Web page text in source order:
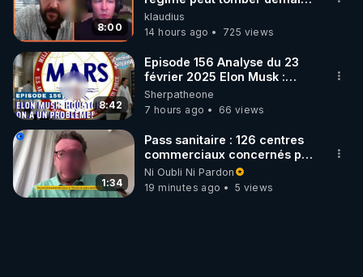
8:00
»
klaudius
14 hours ago
725 views
8:42
Episode 156 Analyse du 23
février 2025 Elon Musk :
Houston , on a un problème !
Sherpatheone
7 hours ago
66 views
1:34
Pass sanitaire : 126 centres
commerciaux concernés par
l'obligation dans toute la
France
Ni Oubli Ni Pardon
19 minutes ago
5 views